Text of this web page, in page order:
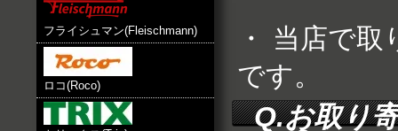
フライシュマン(Fleischmann)
ロコ(Roco)
・ 当店で
です。
Q.お取り